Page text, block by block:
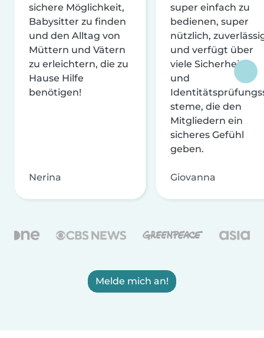
sichere Möglichkeit,
Babysitter zu finden
und den Alltag von
Müttern und Vätern
zu erleichtern, die zu
Hause Hilfe
benötigen!
Nerina
super einfach zu
bedienen, super
nützlich,
und verfügt über
viele Sicherheits-
und
steme, die den
Mitgliedern ein
sicheres Gefühl
geben.
Giovanna
Melde mich an!